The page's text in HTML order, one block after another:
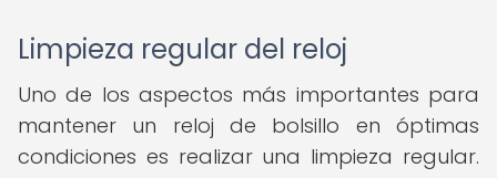
Limpieza regular del reloj
Uno de los aspectos más importantes para
mantener un reloj de bolsillo en óptimas
condiciones es realizar una limpieza regular.